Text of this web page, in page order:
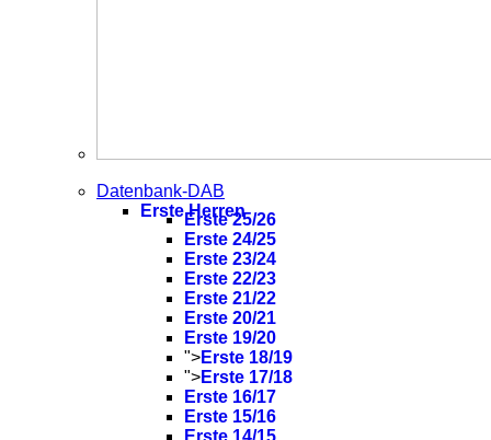
Datenbank-DAB
Erste Herren
Erste 25/26
Erste 24/25
Erste 23/24
Erste 22/23
Erste 21/22
Erste 20/21
Erste 19/20
">Erste 18/19
">Erste 17/18
Erste 16/17
Erste 15/16
Erste 14/15